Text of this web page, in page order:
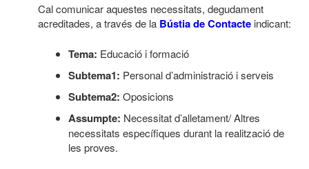
Cal comunicar aquestes necessitats, degudament
acreditades, a través de la Bústia de Contacte indicant:
Tema: Educació i formació
Subtema1: Personal d’administració i serveis
Subtema2: Oposicions
Assumpte: Necessitat d’alletament/ Altres
necessitats específiques durant la realització de
les proves.